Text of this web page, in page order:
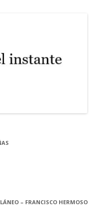
– FRANCISCO HERMOSO